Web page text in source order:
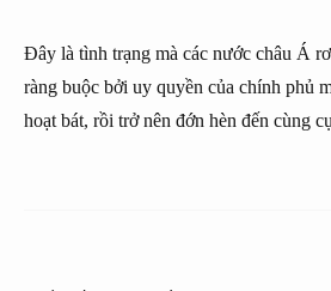
Đây là tình trạng mà các nước châu Á
ràng buộc bởi uy quyền của chính phủ
hoạt bát, rồi trở nên đớn hèn đến cùng